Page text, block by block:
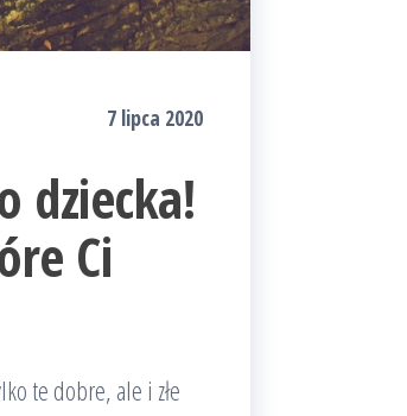
7 lipca 2020
dziecka!
Ci
te dobre, ale i złe